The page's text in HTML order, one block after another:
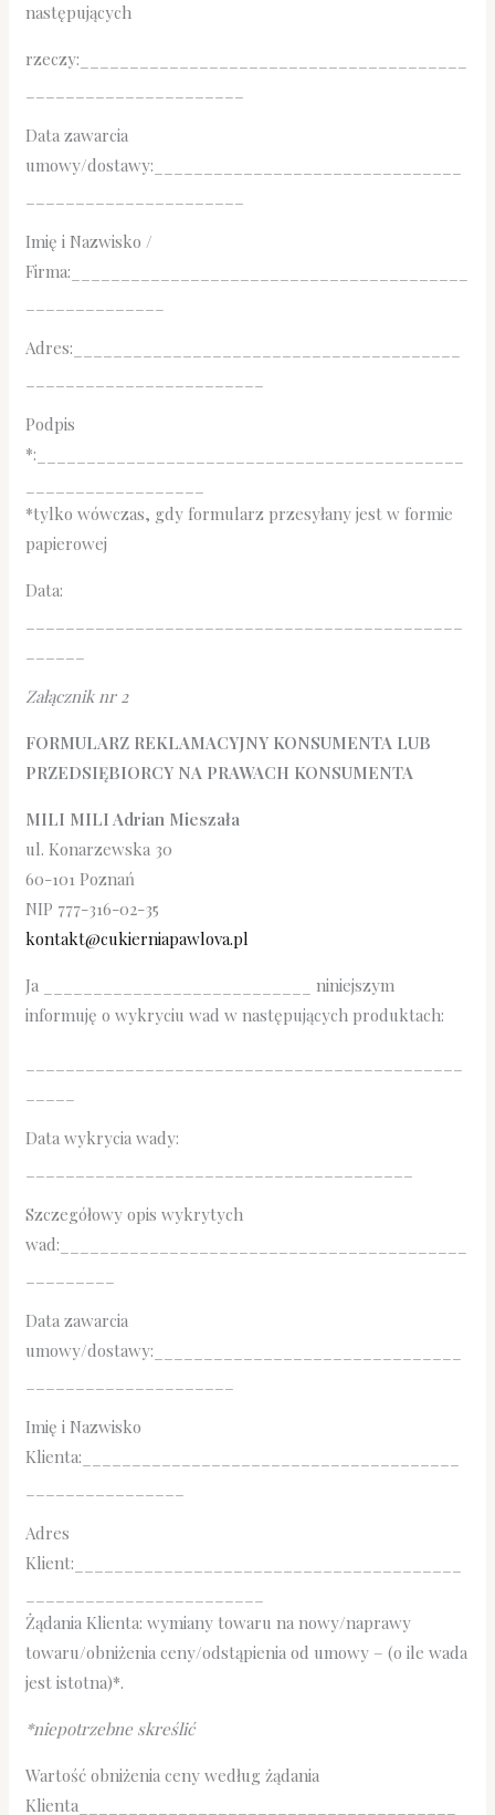
następujących
rzeczy:_______________________________________
Data zawarcia
umowy/dostawy:_______________________________
Imię i Nazwisko /
Firma:________________________________________
Adres:_______________________________________
Podpis
*:___________________________________________
*tylko wówczas, gdy formularz przesyłany jest w formie
papierowej
Data:
Załącznik nr 2
FORMULARZ REKLAMACYJNY KONSUMENTA LUB
PRZEDSIĘBIORCY NA PRAWACH KONSUMENTA
MILI MILI Adrian Mieszała
ul. Konarzewska 30
60-101 Poznań
NIP 777-316-02-35
kontakt@cukierniapawlova.pl
Ja ___________________________ niniejszym
informuję o wykryciu wad w następujących produktach:
Data wykrycia wady:
Szczegółowy opis wykrytych
wad:_________________________________________
Data zawarcia
umowy/dostawy:_______________________________
Imię i Nazwisko
Klienta:______________________________________
Adres
Klient:_______________________________________
Żądania Klienta: wymiany towaru na nowy/naprawy
towaru/obniżenia ceny/odstąpienia od umowy – (o ile wada
jest istotna)*.
*niepotrzebne skreślić
Wartość obniżenia ceny według żądania
Klienta______________________________________